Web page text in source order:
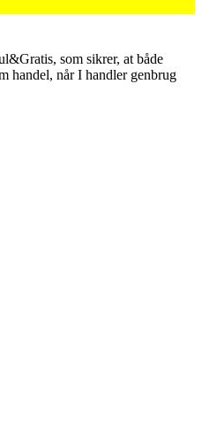
som sikrer, at både
handel, når I handler genbrug